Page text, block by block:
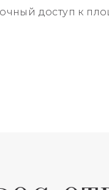
доступ к